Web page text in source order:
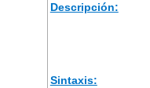
Descripción:
Sintaxis: